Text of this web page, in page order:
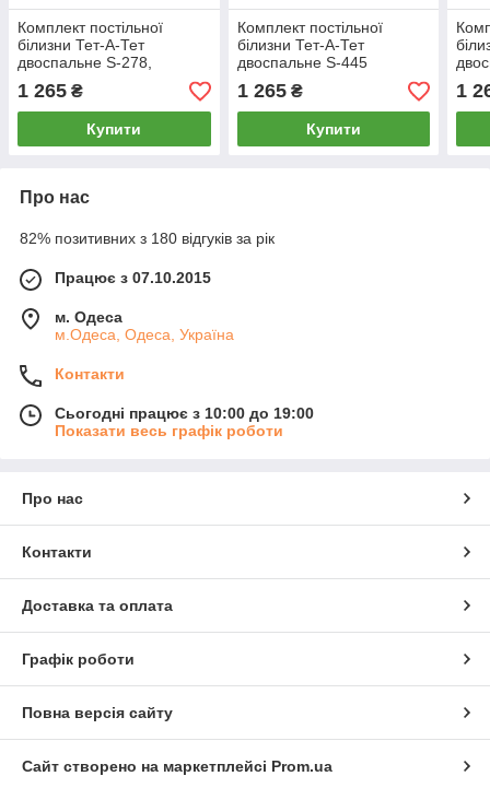
Комплект постільної
білизни Тет-А-Тет
двоспальне S-278,
1 265 ₴
Купити
Комплект постільної
білизни Тет-А-Тет
двоспальне S-445
1 265₴
Купити
1
Про нас
82% позитивних з 180 відгуків за рік
Працює з 07.10.2015
м. Одеса
м.Одеса, Одеса, Україна
Контакти
Сьогодні працює з 10:00 до 19:00
Показати весь графік роботи
Про нас
Контакти
Доставка та оплата
Графік роботи
Повна версія сайту
Сайт створено на маркетплейсі Prom.ua